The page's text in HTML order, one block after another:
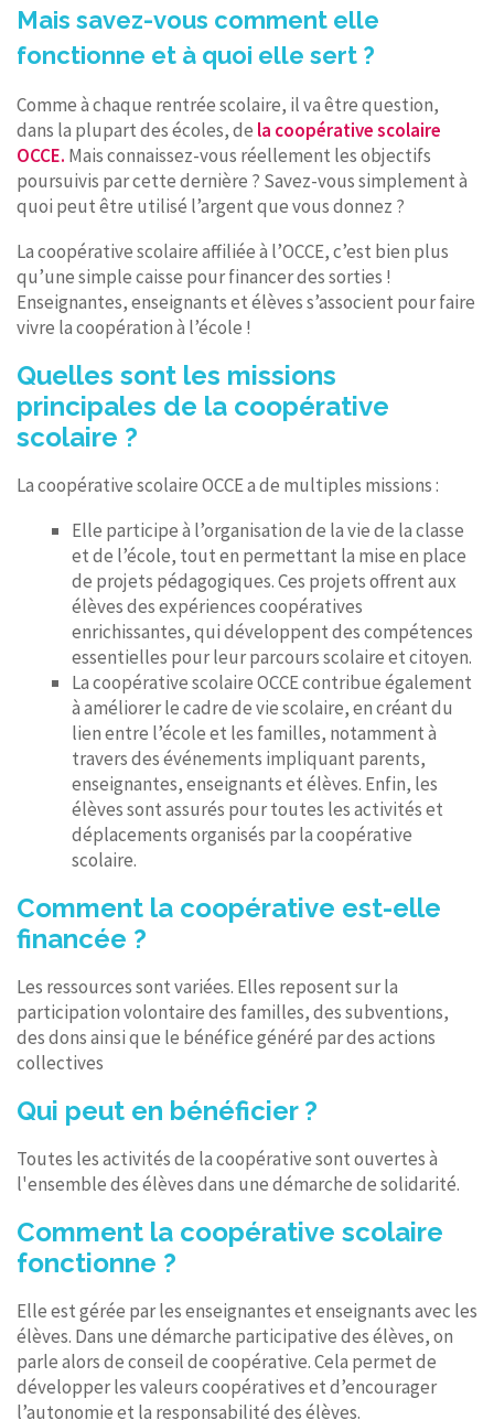
Mais savez-vous comment elle
fonctionne et à quoi elle sert ?
Comme à chaque rentrée scolaire, il va être question,
dans la plupart des écoles, de la coopérative scolaire
OCCE. Mais connaissez-vous réellement les objectifs
poursuivis par cette dernière ? Savez-vous simplement à
quoi peut être utilisé l’argent que vous donnez ?
La coopérative scolaire affiliée à l’OCCE, c’est bien plus
qu’une simple caisse pour financer des sorties !
Enseignantes, enseignants et élèves s’associent pour faire
vivre la coopération à l’école !
Quelles sont les missions
principales de la coopérative
scolaire ?
La coopérative scolaire OCCE a de multiples missions :
Elle participe à l’organisation de la vie de la classe
et de l’école, tout en permettant la mise en place
de projets pédagogiques. Ces projets offrent aux
élèves des expériences coopératives
enrichissantes, qui développent des compétences
essentielles pour leur parcours scolaire et citoyen.
La coopérative scolaire OCCE contribue également
à améliorer le cadre de vie scolaire, en créant du
lien entre l’école et les familles, notamment à
travers des événements impliquant parents,
enseignantes, enseignants et élèves. Enfin, les
élèves sont assurés pour toutes les activités et
déplacements organisés par la coopérative
scolaire.
Comment la coopérative est-elle
financée ?
Les ressources sont variées. Elles reposent sur la
participation volontaire des familles, des subventions,
des dons ainsi que le bénéfice généré par des actions
collectives
Qui peut en bénéficier ?
Toutes les activités de la coopérative sont ouvertes à
l'ensemble des élèves dans une démarche de solidarité.
Comment la coopérative scolaire
fonctionne ?
Elle est gérée par les enseignantes et enseignants avec les
élèves. Dans une démarche participative des élèves, on
parle alors de conseil de coopérative. Cela permet de
développer les valeurs coopératives et d’encourager
l’autonomie et la responsabilité des élèves.